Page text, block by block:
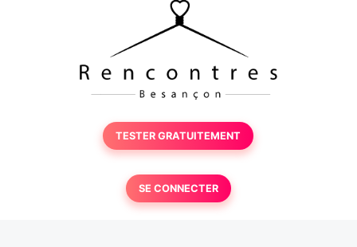
TESTER GRATUITEMENT
SE CONNECTER